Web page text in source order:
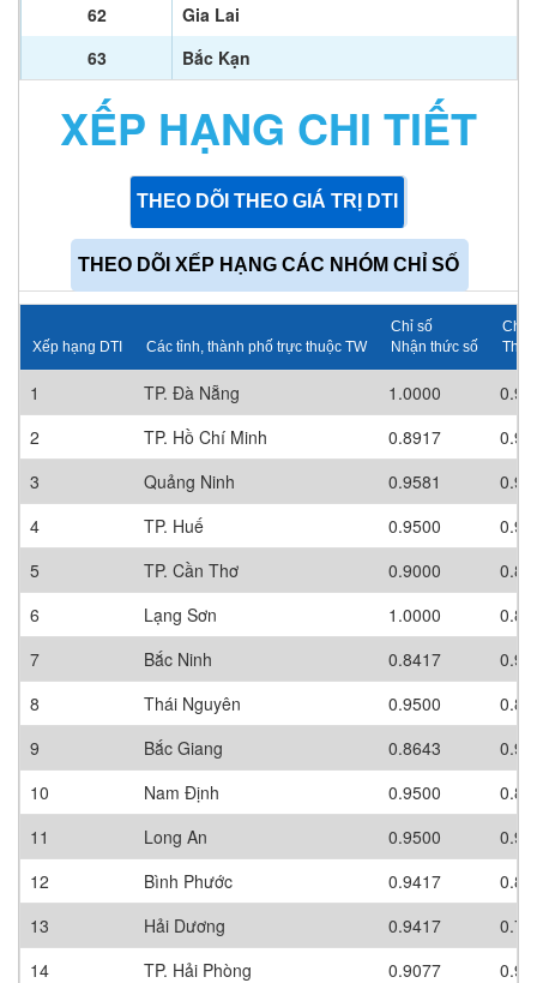
62
Gia Lai
63
Bắc Kạn
XẾP HẠNG CHI TIẾT
THEO DÕI THEO GIÁ TRỊ DTI
THEO DÕI XẾP HẠNG CÁC NHÓM CHỈ SỐ
Xếp hạng DTI Các tỉnh, thành phố trực thuộc TW
Chỉ số
Nhận thức số
Chỉ
Thể
1 TP. Đà Nẵng 1.0000
2
TP. Hồ Chí Minh 0.8917
3
Quảng Ninh 0.9581
4
TP. Huế 0.9500
5
TP. Cần Thơ 0.9000
6
Lạng Sơn 1.0000
7
Bắc Ninh 0.8417
8
Thái Nguyên 0.9500
9
Bắc Giang 0.8643
10
Nam Định 0.9500
11
Long An 0.9500
12
Bình Phước 0.9417
13
Hải Dương 0.9417
14
TP. Hải Phòng 0.9077